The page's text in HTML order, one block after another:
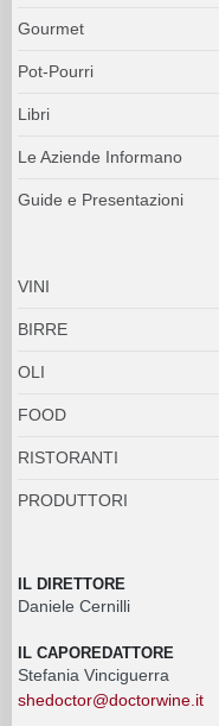
Gourmet
Pot-Pourri
Libri
Le Aziende Informano
Guide e Presentazioni
VINI
BIRRE
OLI
FOOD
RISTORANTI
PRODUTTORI
IL DIRETTORE
Daniele Cernilli
IL CAPOREDATTORE
Stefania Vinciguerra
shedoctor@doctorwine.it